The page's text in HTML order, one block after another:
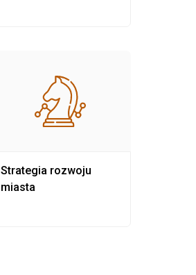
Strategia rozwoju
miasta